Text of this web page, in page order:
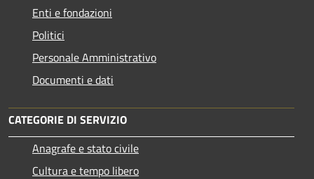
Enti e fondazioni
Politici
Personale Amministrativo
Documenti e dati
CATEGORIE DI SERVIZIO
Anagrafe e stato civile
Cultura e tempo libero